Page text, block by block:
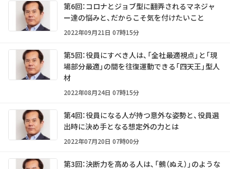
第6回：コロナとジョブ型に翻弄されるマネジャ
ー達の悩みと、だからこそ気を付けたいこと
2022年09月21日 07時15分
第5回：役員にすべき人は、「全社最適視点」と「現
場部分最適」の間を往復運動できる「四天王」型人
材
2022年08月24日 07時15分
第4回：役員になる人が持つ意外な姿勢と、役員選
出時に決め手となる想定外の力とは
2022年07月20日 07時00分
第3回：決断力を高める人は、「鵺（ぬえ）」のような